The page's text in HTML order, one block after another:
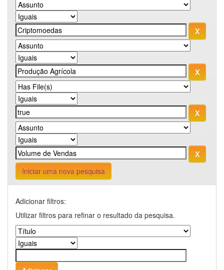
Iniciar uma nova pesquisa
Adicionar filtros:
Utilizar filtros para refinar o resultado da pesquisa.